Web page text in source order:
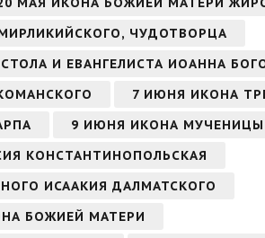
ЧУДОТВОРЦА
И ЕВАНГЕЛИСТА ИОАННА
7 ИЮНЯ ИКОНА
9 ИЮНЯ ИКОНА
КОНСТАНТИНОПОЛЬСКАЯ
ИСААКИЯ ДАЛМАТСКОГО
БОЖИЕЙ МАТЕРИ